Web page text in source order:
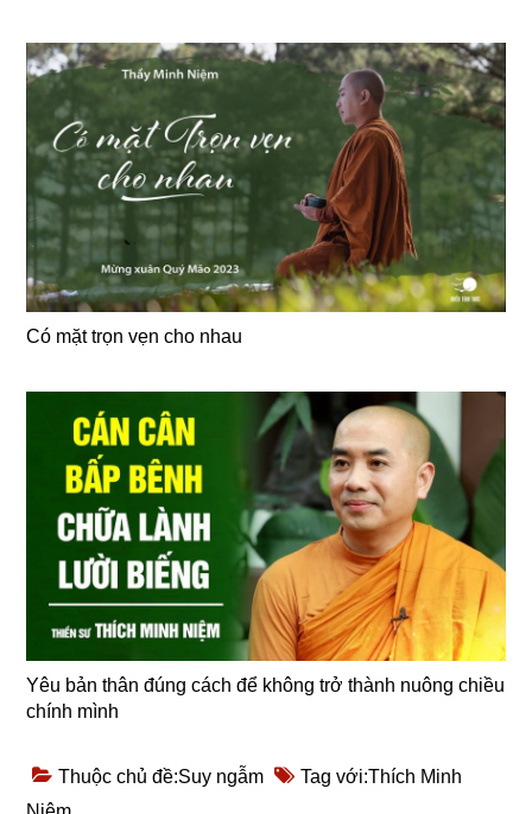
Có mặt trọn vẹn cho nhau
Yêu bản thân đúng cách để không trở thành nuông chiều
chính mình
Thuộc chủ đề:Suy ngẫm Tag với:Thích Minh